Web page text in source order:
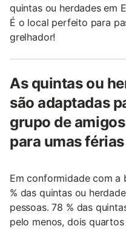
quintas ou herdades em
É o local perfeito para
grelhador!
As quintas ou
são adaptadas
grupo de
para umas
Em conformidade com a
% das quintas ou
pessoas. 78 % das
pelo menos, dois